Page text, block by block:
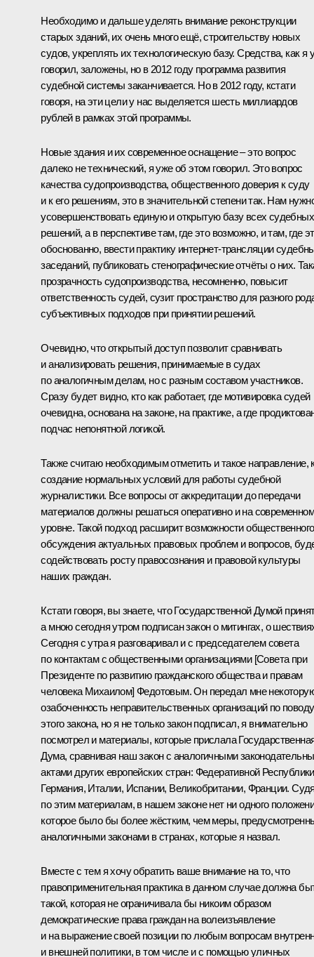
Необходимо и дальше уделять внимание реконструкции
старых зданий, их очень много ещё, строительству новых
судов, укреплять их технологическую базу. Средства, как я
говорил, заложены, но в 2012 году программа развития
судебной системы заканчивается. Но в 2012 году, кстати
говоря, на эти цели у нас выделяется шесть миллиардов
рублей в рамках этой программы.
Новые здания и их современное оснащение – это вопрос
далеко не технический, я уже об этом говорил. Это вопрос
качества судопроизводства, общественного доверия к суду
и к его решениям, это в значительной степени так. Нам
усовершенствовать единую и открытую базу всех судебных
решений, а в перспективе там, где это возможно, и там, где
обоснованно, ввести практику интернет-трансляции
заседаний, публиковать стенографические отчёты о них.
прозрачность судопроизводства, несомненно, повысит
ответственность судей, сузит пространство для разного
субъективных подходов при принятии решений.
Очевидно, что открытый доступ позволит сравнивать
и анализировать решения, принимаемые в судах
по аналогичным делам, но с разным составом участников.
Сразу будет видно, кто как работает, где мотивировка судей
очевидна, основана на законе, на практике, а где
подчас непонятной логикой.
Также считаю необходимым отметить и такое направление,
создание нормальных условий для работы судебной
журналистики. Все вопросы от аккредитации до передачи
материалов должны решаться оперативно и на современном
уровне. Такой подход расширит возможности общественного
обсуждения актуальных правовых проблем и вопросов,
содействовать росту правосознания и правовой культуры
наших граждан.
Кстати говоря, вы знаете, что Государственной Думой
а мною сегодня утром подписан закон о митингах, о
Сегодня с утра я разговаривал и с председателем совета
по контактам с общественными организациями [Совета при
Президенте по развитию гражданского общества и правам
человека Михаилом] Федотовым. Он передал мне
озабоченность неправительственных организаций по поводу
этого закона, но я не только закон подписал, я внимательно
посмотрел и материалы, которые прислала
Дума, сравнивая наш закон с аналогичными
актами других европейских стран: Федеративной Республики
Германия, Италии, Испании, Великобритании, Франции.
по этим материалам, в нашем законе нет ни одного
которое было бы более жёстким, чем меры,
аналогичными законами в странах, которые я назвал.
Вместе с тем я хочу обратить ваше внимание на то, что
правоприменительная практика в данном случае должна
такой, которая не ограничивала бы никоим образом
демократические права граждан на волеизъявление
и на выражение своей позиции по любым вопросам
и внешней политики, в том числе и с помощью уличных